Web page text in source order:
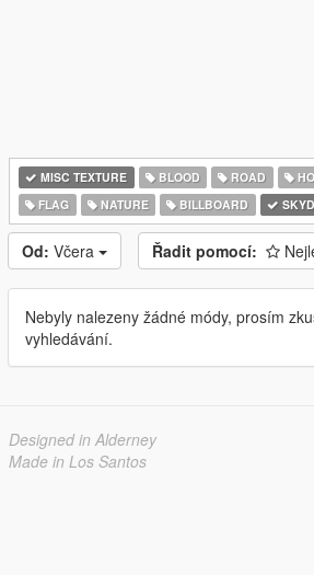
MISC TEXTURE BLOOD ROAD
FLAG
NATURE BILLBOARD
Od: Včera Řadit pomocí:
Nebyly nalezeny žádné módy, prosím
vyhledávání.
Designed in Alderney
Made in Los Santos